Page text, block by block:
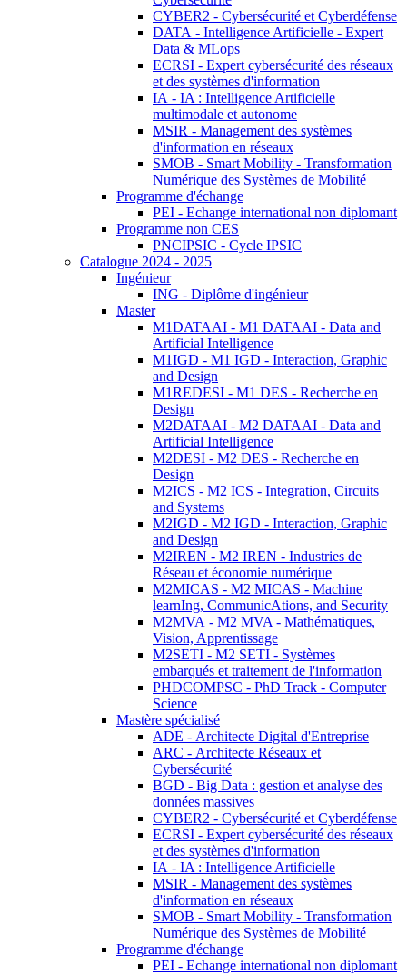
CYBER2 - Cybersécurité et Cyberdéfense
DATA - Intelligence Artificielle - Expert
Data & MLops
ECRSI - Expert cybersécurité des réseaux
et des systèmes d'information
IA - IA : Intelligence Artificielle
multimodale et autonome
MSIR - Management des systèmes
d'information en réseaux
SMOB - Smart Mobility - Transformation
Numérique des Systèmes de Mobilité
Programme d'échange
PEI - Echange international non diplomant
Programme non CES
PNCIPSIC - Cycle IPSIC
Catalogue 2024 - 2025
Ingénieur
ING - Diplôme d'ingénieur
Master
M1DATAAI - M1 DATAAI - Data and
Artificial Intelligence
M1IGD - M1 IGD - Interaction, Graphic
and Design
M1REDESI - M1 DES - Recherche en
Design
M2DATAAI - M2 DATAAI - Data and
Artificial Intelligence
M2DESI - M2 DES - Recherche en
Design
M2ICS - M2 ICS - Integration, Circuits
and Systems
M2IGD - M2 IGD - Interaction, Graphic
and Design
M2IREN - M2 IREN - Industries de
Réseau et économie numérique
M2MICAS - M2 MICAS - Machine
learnIng, CommunicAtions, and Security
M2MVA - M2 MVA - Mathématiques,
Vision, Apprentissage
M2SETI - M2 SETI - Systèmes
embarqués et traitement de l'information
PHDCOMPSC - PhD Track - Computer
Science
Mastère spécialisé
ADE - Architecte Digital d'Entreprise
ARC - Architecte Réseaux et
Cybersécurité
BGD - Big Data : gestion et analyse des
données massives
CYBER2 - Cybersécurité et Cyberdéfense
ECRSI - Expert cybersécurité des réseaux
et des systèmes d'information
IA - IA : Intelligence Artificielle
MSIR - Management des systèmes
d'information en réseaux
SMOB - Smart Mobility - Transformation
Numérique des Systèmes de Mobilité
Programme d'échange
PEI - Echange international non diplomant